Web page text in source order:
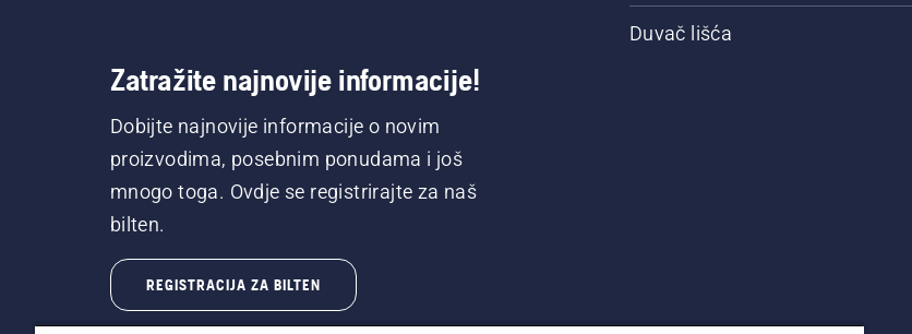
Zatražite najnovije informacije!
Dobijte najnovije informacije o novim
proizvodima, posebnim ponudama i još
mnogo toga. Ovdje se registrirajte za naš
bilten.
REGISTRACIJA ZA BILTEN
Duvač lišća